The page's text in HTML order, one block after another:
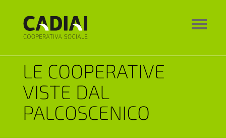
LE COOPERATIVE
VISTE DAL
PALCOSCENICO